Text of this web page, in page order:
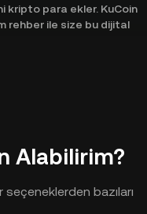
kripto para ekler. KuCoin
rehber ile size bu dijital
Alabilirim?
bazıları